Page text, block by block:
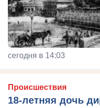
сегодня в 14:03
Происшествия
18-летняя дочь